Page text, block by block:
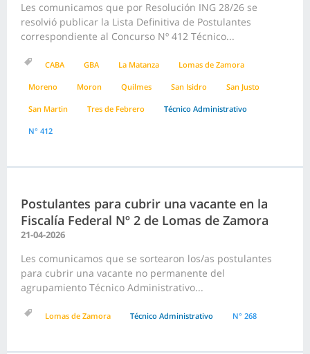
Les comunicamos que por Resolución ING 28/26 se
resolvió publicar la Lista Definitiva de Postulantes
correspondiente al Concurso Nº 412 Técnico...
CABA GBA La Matanza Lomas de Zamora
Moreno Moron Quilmes San Isidro San Justo
San Martin Tres de Febrero Técnico Administrativo
N° 412
Postulantes para cubrir una vacante en la
Fiscalía Federal Nº 2 de Lomas de Zamora
21-04-2026
Les comunicamos que se sortearon los/as postulantes
para cubrir una vacante no permanente del
agrupamiento Técnico Administrativo...
Lomas de Zamora Técnico Administrativo N° 268